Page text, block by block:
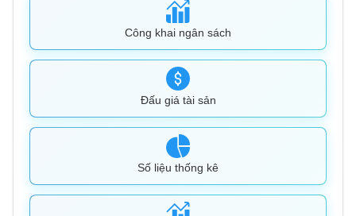
Công khai ngân sách
Đấu giá tài sản
Số liệu thống kê